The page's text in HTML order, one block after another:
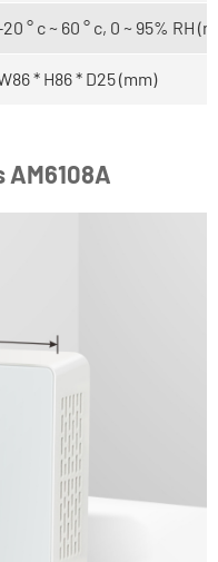
° c ~ 60 ° c, 0 ~ 95% RH
* H86 * D25 (mm)